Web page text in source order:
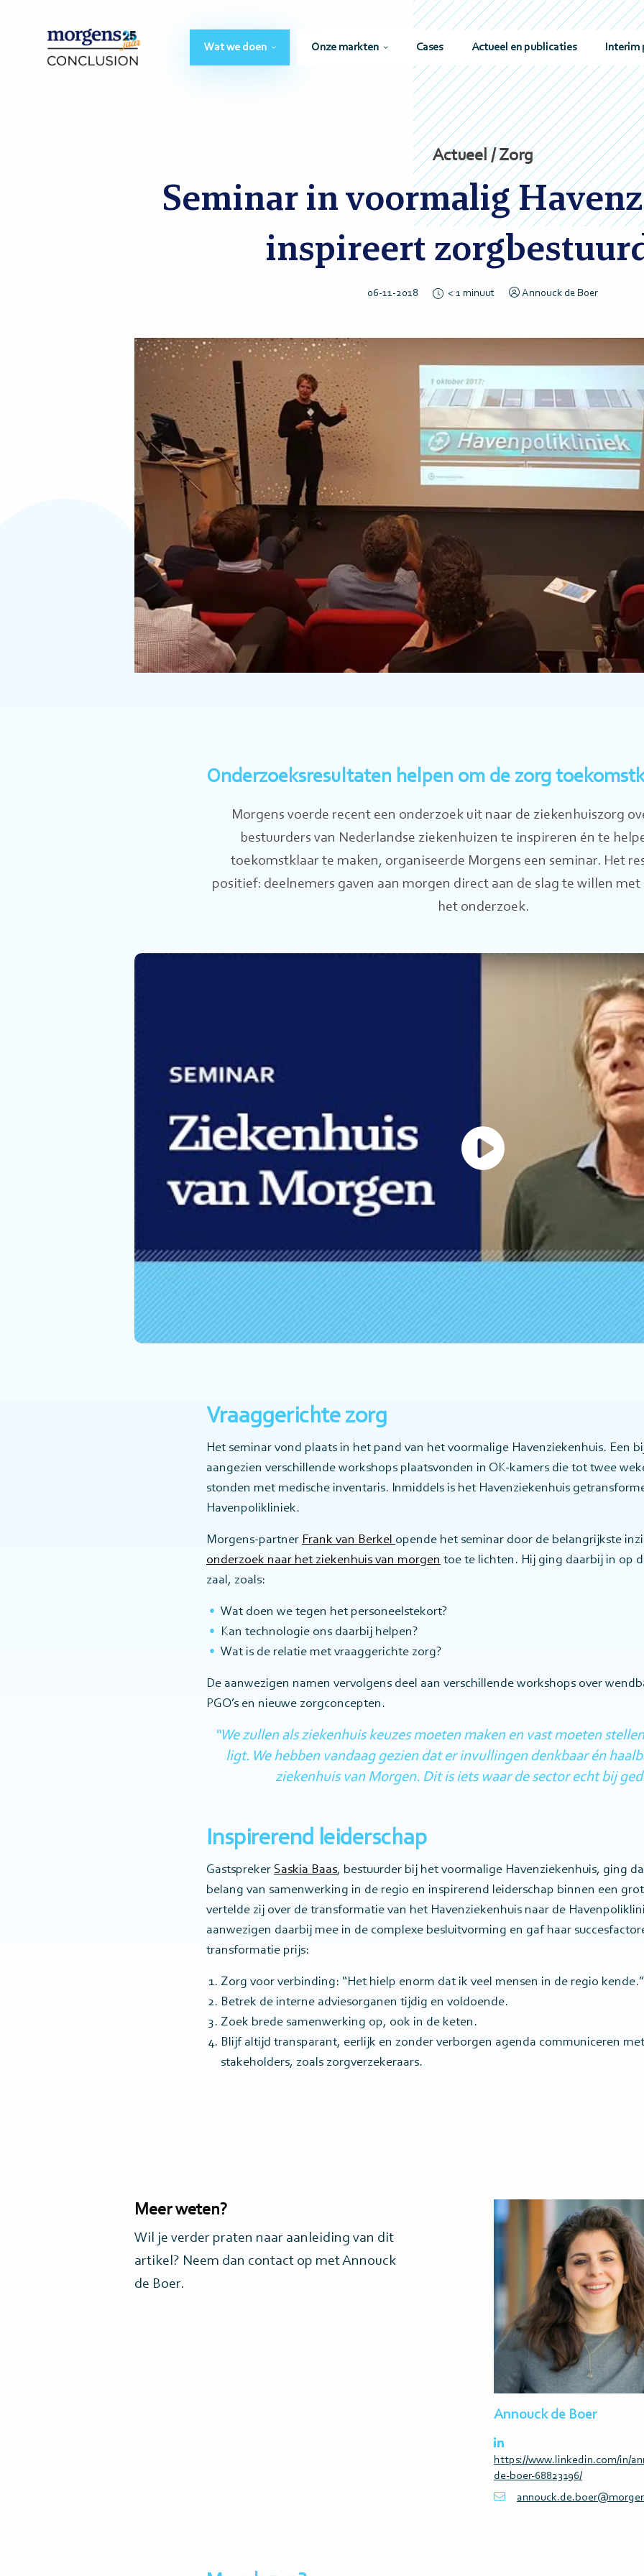
Wat we doen Onze markten Cases Actueel en publicaties Interim
Actueel / Zorg
Seminar in voormalig
inspireert
06-11-2018 < 1 minuut Annouck de Boer
Onderzoeksresultaten helpen om de zorg
Morgens voerde recent een onderzoek uit naar de ziekenhuiszorg
bestuurders van Nederlandse ziekenhuizen te inspireren én te
toekomstklaar te maken, organiseerde Morgens een seminar. Het
positief: deelnemers gaven aan morgen direct aan de slag te willen
het onderzoek.
Video
Vraaggerichte zorg
Het seminar vond plaats in het pand van het voormalige Havenziekenhuis. Een
aangezien verschillende workshops plaatsvonden in OK-kamers die tot twee
stonden met medische inventaris. Inmiddels is het Havenziekenhuis
Havenpolikliniek.
Morgens-partner Frank van Berkel opende het seminar door de belangrijkste
onderzoek naar het ziekenhuis van morgen toe te lichten. Hij ging daarbij in op
zaal, zoals:
Wat doen we tegen het personeelstekort?
Kan technologie ons daarbij helpen?
Wat is de relatie met vraaggerichte zorg?
De aanwezigen namen vervolgens deel aan verschillende workshops over
PGO’s en nieuwe zorgconcepten.
“We zullen als ziekenhuis keuzes moeten maken en vast moeten
ligt. We hebben vandaag gezien dat er invullingen denkbaar én
ziekenhuis van Morgen. Dit is iets waar de sector echt bij
Inspirerend leiderschap
Gastspreker Saskia Baas, bestuurder bij het voormalige Havenziekenhuis, ging
belang van samenwerking in de regio en inspirerend leiderschap binnen een
vertelde zij over de transformatie van het Havenziekenhuis naar de
aanwezigen daarbij mee in de complexe besluitvorming en gaf haar
transformatie prijs:
Zorg voor verbinding: “Het hielp enorm dat ik veel mensen in de regio kende.”
Betrek de interne adviesorganen tijdig en voldoende.
Zoek brede samenwerking op, ook in de keten.
Blijf altijd transparant, eerlijk en zonder verborgen agenda communiceren
stakeholders, zoals zorgverzekeraars.
Meer weten?
Wil je verder praten naar aanleiding van dit
artikel? Neem dan contact op met Annouck
de Boer.
Annouck de Boer
https://www.linkedin.com/in/
de-boer-68823196/
meer>